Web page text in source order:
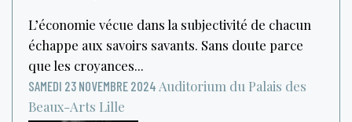
L’économie vécue dans la subjectivité de chacun
échappe aux savoirs savants. Sans doute parce
que les croyances...
SAMEDI 23 NOVEMBRE 2024 Auditorium du Palais des
Beaux-Arts Lille